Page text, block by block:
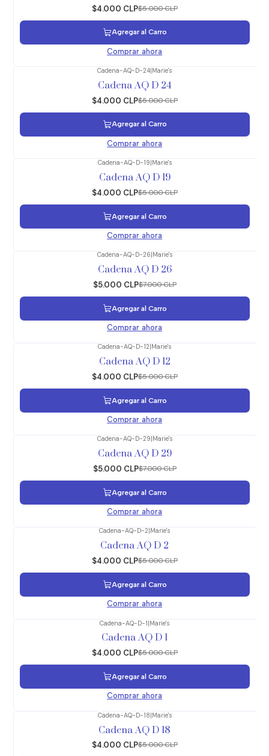
$4.000 CLP$5.000 CLP
Agregar al Carro
Comprar ahora
Cadena-AQ-D-24|Marie's
Cadena AQ D 24
$4.000 CLP$5.000 CLP
Agregar al Carro
Comprar ahora
Cadena-AQ-D-19|Marie's
Cadena AQ D 19
$4.000 CLP$5.000 CLP
Agregar al Carro
Comprar ahora
Cadena-AQ-D-26 Marie's
Cadena AQ D 26
$5.000 CLP$7.000 CLP
Agregar al Carro
Comprar ahora
Cadena-AQ-D-12 Marie's
Cadena AQ D 12
$4.000 CLP$5.000 CLP
Agregar al Carro
Comprar ahora
Cadena-AQ-D-29 Marie's
Cadena AQ D 29
$5.000 CLP$7.000 CLP
Agregar al Carro
Comprar ahora
Cadena-AQ-D-2 Marie's
Cadena AQ D 2
$4.000 CLP$5.000 CLP
Agregar al Carro
Comprar ahora
Cadena-AQ-D-1|Marie's
Cadena AQ D 1
$4.000 CLP$5.000 CLP
Agregar al Carro
Comprar ahora
Cadena-AQ-D-18|Marie's
Cadena AQ D 18
$4.000 CLP$5.000 CLP